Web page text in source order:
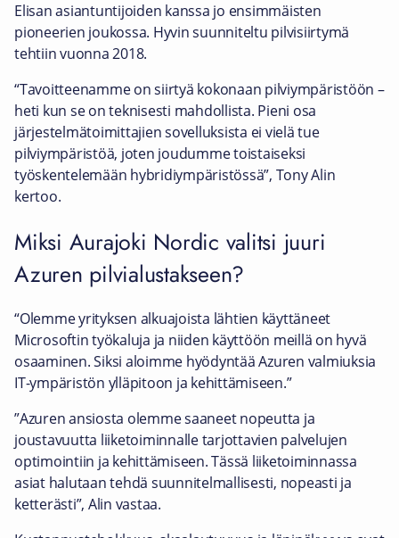
Elisan asiantuntijoiden kanssa jo ensimmäisten
pioneerien joukossa. Hyvin suunniteltu pilvisiirtymä
tehtiin vuonna 2018.
“Tavoitteenamme on siirtyä kokonaan pilviympäristöön –
heti kun se on teknisesti mahdollista. Pieni osa
järjestelmätoimittajien sovelluksista ei vielä tue
pilviympäristöä, joten joudumme toistaiseksi
työskentelemään hybridiympäristössä”, Tony Alin
kertoo.
Miksi Aurajoki Nordic valitsi juuri
Azuren pilvialustakseen?
“Olemme yrityksen alkuajoista lähtien käyttäneet
Microsoftin työkaluja ja niiden käyttöön meillä on hyvä
osaaminen. Siksi aloimme hyödyntää Azuren valmiuksia
IT-ympäristön ylläpitoon ja kehittämiseen.”
”Azuren ansiosta olemme saaneet nopeutta ja
joustavuutta liiketoiminnalle tarjottavien palvelujen
optimointiin ja kehittämiseen. Tässä liiketoiminnassa
asiat halutaan tehdä suunnitelmallisesti, nopeasti ja
ketterästi”, Alin vastaa.